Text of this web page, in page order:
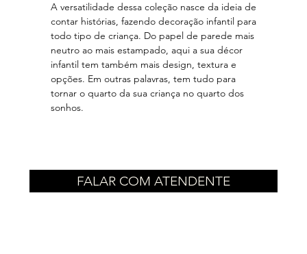
FALAR COM ATENDENTE
A versatilidade dessa coleção nasce da ideia de
contar histórias, fazendo decoração infantil para
todo tipo de criança. Do papel de parede mais
neutro ao mais estampado, aqui a sua décor
infantil tem também mais design, textura e
opções. Em outras palavras, tem tudo para
tornar o quarto da sua criança no quarto dos
sonhos.